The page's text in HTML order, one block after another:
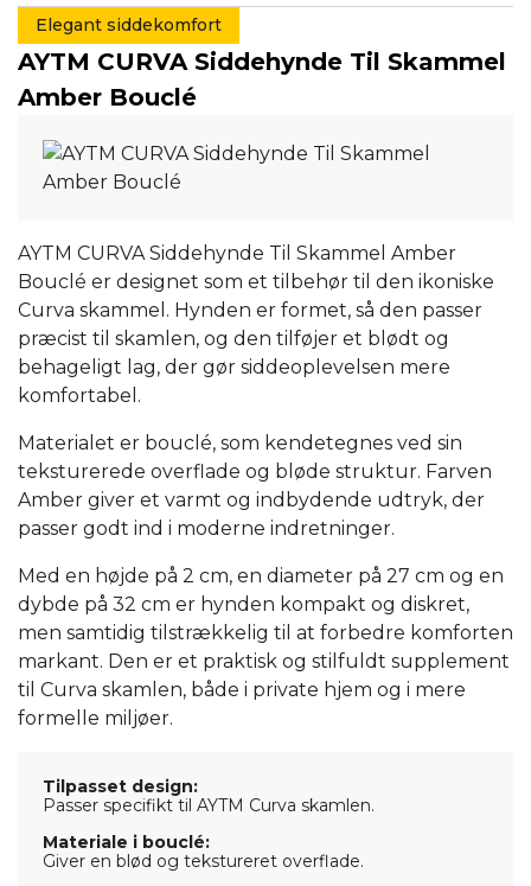
Elegant siddekomfort
AYTM CURVA Siddehynde Til Skammel
Amber Bouclé
AYTM CURVA Siddehynde Til Skammel Amber
Bouclé er designet som et tilbehør til den ikoniske
Curva skammel. Hynden er formet, så den passer
præcist til skamlen, og den tilføjer et blødt og
behageligt lag, der gør siddeoplevelsen mere
komfortabel.
Materialet er bouclé, som kendetegnes ved sin
teksturerede overflade og bløde struktur. Farven
Amber giver et varmt og indbydende udtryk, der
passer godt ind i moderne indretninger.
Med en højde på 2 cm, en diameter på 27 cm og en
dybde på 32 cm er hynden kompakt og diskret,
men samtidig tilstrækkelig til at forbedre komforten
markant. Den er et praktisk og stilfuldt supplement
til Curva skamlen, både i private hjem og i mere
formelle miljøer.
Tilpasset design:
Passer specifikt til AYTM Curva skamlen.
Materiale i bouclé:
Giver en blød og tekstureret overflade.